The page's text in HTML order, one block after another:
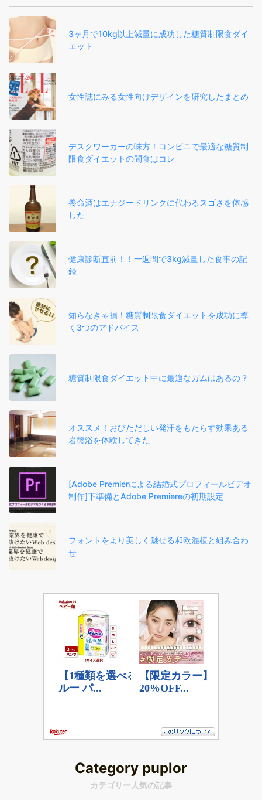
3ヶ月で10kg以上減量に成功した糖質制限食ダイ
エット
女性誌にみる女性向けデザインを研究したまとめ
デスクワーカーの味方！コンビニで最適な糖質制
限食ダイエットの間食はコレ
養命酒はエナジードリンクに代わるスゴさを体感
した
健康診断直前！！一週間で3kg減量した食事の記
録
知らなきゃ損！糖質制限食ダイエットを成功に導
く3つのアドバイス
糖質制限食ダイエット中に最適なガムはあるの？
オススメ！おびただしい発汗をもたらす効果ある
岩盤浴を体験してきた
[Adobe Premierによる結婚式プロフィールビデオ
制作]下準備とAdobe Premiereの初期設定
フォントをより美しく魅せる和欧混植と組み合わ
せ
Category puplor
カテゴリー人気の記事